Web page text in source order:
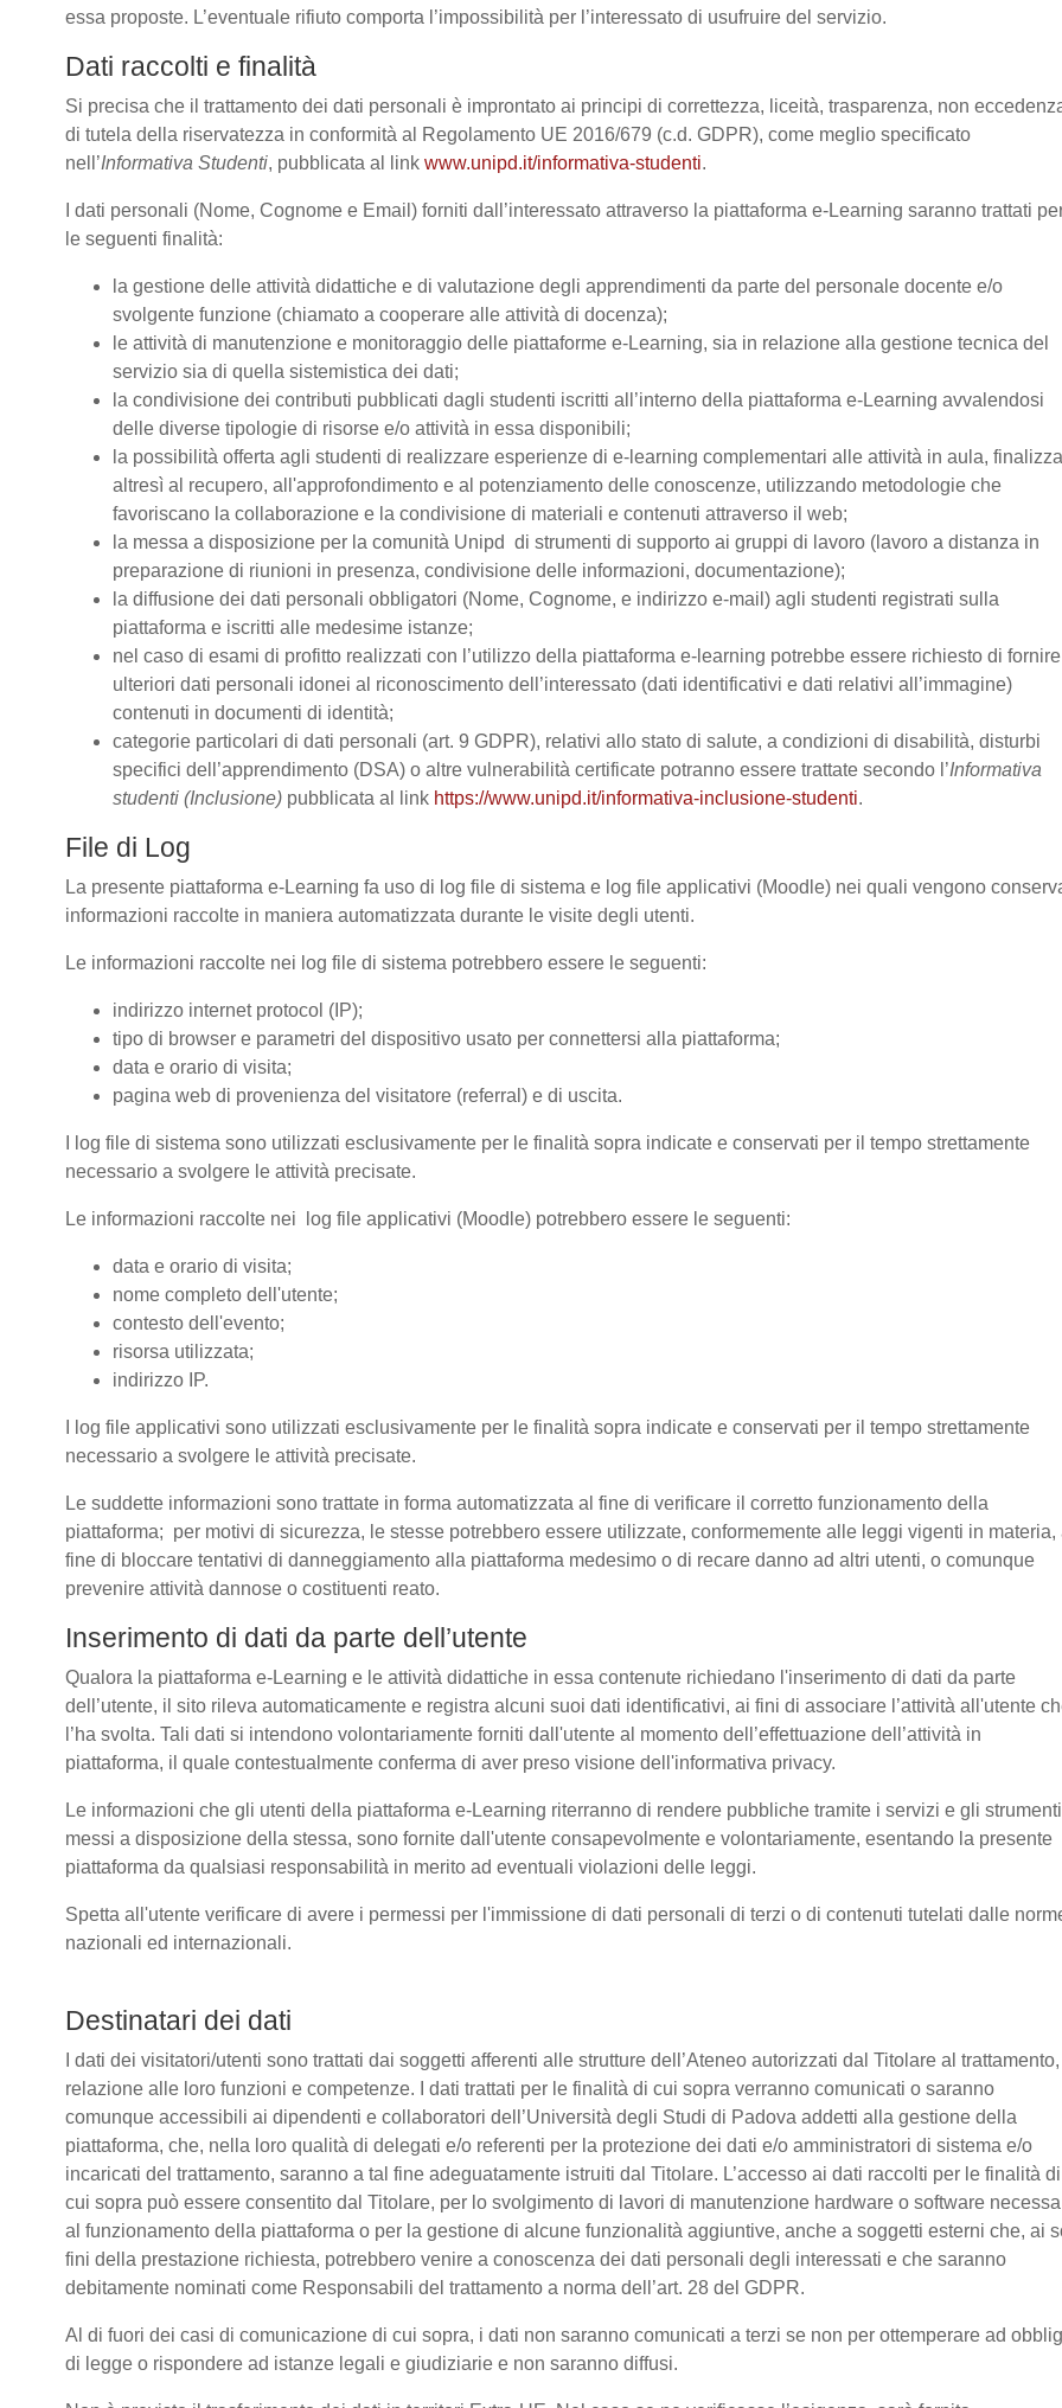
essa proposte. L’eventuale rifiuto comporta l’impossibilità per l’interessato di usufruire del servizio.
Dati raccolti e finalità
Si precisa che il trattamento dei dati personali è improntato ai principi di correttezza, liceità, trasparenza, non
di tutela della riservatezza in conformità al Regolamento UE 2016/679 (c.d. GDPR), come meglio specificato
nell’Informativa Studenti, pubblicata al link www.unipd.it/informativa-studenti.
I dati personali (Nome, Cognome e Email) forniti dall’interessato attraverso la piattaforma e-Learning saranno trattati
le seguenti finalità:
la gestione delle attività didattiche e di valutazione degli apprendimenti da parte del personale docente e/o
svolgente funzione (chiamato a cooperare alle attività di docenza);
le attività di manutenzione e monitoraggio delle piattaforme e-Learning, sia in relazione alla gestione tecnica del
servizio sia di quella sistemistica dei dati;
la condivisione dei contributi pubblicati dagli studenti iscritti all’interno della piattaforma e-Learning avvalendosi
delle diverse tipologie di risorse e/o attività in essa disponibili;
la possibilità offerta agli studenti di realizzare esperienze di e-learning complementari alle attività in aula,
altresì al recupero, all'approfondimento e al potenziamento delle conoscenze, utilizzando metodologie che
favoriscano la collaborazione e la condivisione di materiali e contenuti attraverso il web;
la messa a disposizione per la comunità Unipd di strumenti di supporto ai gruppi di lavoro (lavoro a distanza in
preparazione di riunioni in presenza, condivisione delle informazioni, documentazione);
la diffusione dei dati personali obbligatori (Nome, Cognome, e indirizzo e-mail) agli studenti registrati sulla
piattaforma e iscritti alle medesime istanze;
nel caso di esami di profitto realizzati con l’utilizzo della piattaforma e-learning potrebbe essere richiesto di fornire
ulteriori dati personali idonei al riconoscimento dell’interessato (dati identificativi e dati relativi all’immagine)
contenuti in documenti di identità;
categorie particolari di dati personali (art. 9 GDPR), relativi allo stato di salute, a condizioni di disabilità, disturbi
specifici dell’apprendimento (DSA) o altre vulnerabilità certificate potranno essere trattate secondo l’Informativa
studenti (Inclusione) pubblicata al link https://www.unipd.it/informativa-inclusione-studenti.
File di Log
La presente piattaforma e-Learning fa uso di log file di sistema e log file applicativi (Moodle) nei quali vengono
informazioni raccolte in maniera automatizzata durante le visite degli utenti.
Le informazioni raccolte nei log file di sistema potrebbero essere le seguenti:
indirizzo internet protocol (IP);
tipo di browser e parametri del dispositivo usato per connettersi alla piattaforma;
data e orario di visita;
pagina web di provenienza del visitatore (referral) e di uscita.
I log file di sistema sono utilizzati esclusivamente per le finalità sopra indicate e conservati per il tempo strettamente
necessario a svolgere le attività precisate.
Le informazioni raccolte nei log file applicativi (Moodle) potrebbero essere le seguenti:
data e orario di visita;
nome completo dell'utente;
contesto dell'evento;
risorsa utilizzata;
indirizzo IP.
I log file applicativi sono utilizzati esclusivamente per le finalità sopra indicate e conservati per il tempo strettamente
necessario a svolgere le attività precisate.
Le suddette informazioni sono trattate in forma automatizzata al fine di verificare il corretto funzionamento della
piattaforma; per motivi di sicurezza, le stesse potrebbero essere utilizzate, conformemente alle leggi vigenti in materia,
fine di bloccare tentativi di danneggiamento alla piattaforma medesimo o di recare danno ad altri utenti, o comunque
prevenire attività dannose o costituenti reato.
Inserimento di dati da parte dell’utente
Qualora la piattaforma e-Learning e le attività didattiche in essa contenute richiedano l'inserimento di dati da parte
dell’utente, il sito rileva automaticamente e registra alcuni suoi dati identificativi, ai fini di associare l’attività all'utente
l’ha svolta. Tali dati si intendono volontariamente forniti dall'utente al momento dell’effettuazione dell’attività in
piattaforma, il quale contestualmente conferma di aver preso visione dell'informativa privacy.
Le informazioni che gli utenti della piattaforma e-Learning riterranno di rendere pubbliche tramite i servizi e gli strumenti
messi a disposizione della stessa, sono fornite dall'utente consapevolmente e volontariamente, esentando la presente
piattaforma da qualsiasi responsabilità in merito ad eventuali violazioni delle leggi.
Spetta all'utente verificare di avere i permessi per l'immissione di dati personali di terzi o di contenuti tutelati dalle
nazionali ed internazionali.
Destinatari dei dati
I dati dei visitatori/utenti sono trattati dai soggetti afferenti alle strutture dell’Ateneo autorizzati dal Titolare al
relazione alle loro funzioni e competenze. I dati trattati per le finalità di cui sopra verranno comunicati o saranno
comunque accessibili ai dipendenti e collaboratori dell’Università degli Studi di Padova addetti alla gestione della
piattaforma, che, nella loro qualità di delegati e/o referenti per la protezione dei dati e/o amministratori di sistema e/o
incaricati del trattamento, saranno a tal fine adeguatamente istruiti dal Titolare. L’accesso ai dati raccolti per le finalità di
cui sopra può essere consentito dal Titolare, per lo svolgimento di lavori di manutenzione hardware o software
al funzionamento della piattaforma o per la gestione di alcune funzionalità aggiuntive, anche a soggetti esterni che, ai
fini della prestazione richiesta, potrebbero venire a conoscenza dei dati personali degli interessati e che saranno
debitamente nominati come Responsabili del trattamento a norma dell’art. 28 del GDPR.
Al di fuori dei casi di comunicazione di cui sopra, i dati non saranno comunicati a terzi se non per ottemperare ad
di legge o rispondere ad istanze legali e giudiziarie e non saranno diffusi.